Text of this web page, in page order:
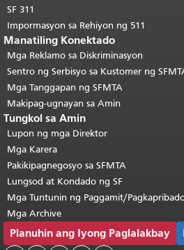
SF 311
Impormasyon sa Rehiyon ng 511
Manatiling Konektado
Mga Reklamo sa Diskriminasyon
Sentro ng Serbisyo sa Kustomer ng
Mga Tanggapan ng SFMTA
Makipag-ugnayan sa Amin
Tungkol sa Amin
Lupon ng mga Direktor
Mga Karera
Pakikipagnegosyo sa SFMTA
Lungsod at Kondado ng SF
Mga Tuntunin ng Paggamit/
Mga Archive
Planuhin ang Iyong Paglalakbay